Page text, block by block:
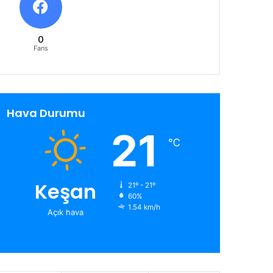
0
Fans
Hava Durumu
Keşan
Açık hava
21 ℃
21º - 21º
60%
1.54 km/h